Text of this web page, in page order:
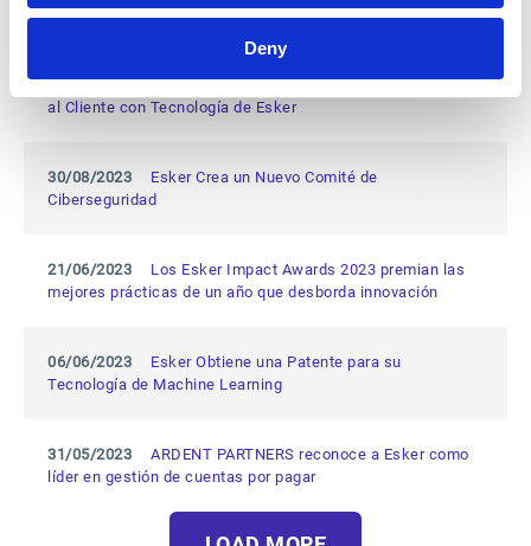
Deny
proveedores
27/09/2023
Grupo Lactalis Iberia Transforma su Atención
al Cliente con Tecnología de Esker
30/08/2023
Esker Crea un Nuevo Comité de
Ciberseguridad
21/06/2023
Los Esker Impact Awards 2023 premian las
mejores prácticas de un año que desborda innovación
06/06/2023
Esker Obtiene una Patente para su
Tecnología de Machine Learning
31/05/2023
ARDENT PARTNERS reconoce a Esker como
líder en gestión de cuentas por pagar